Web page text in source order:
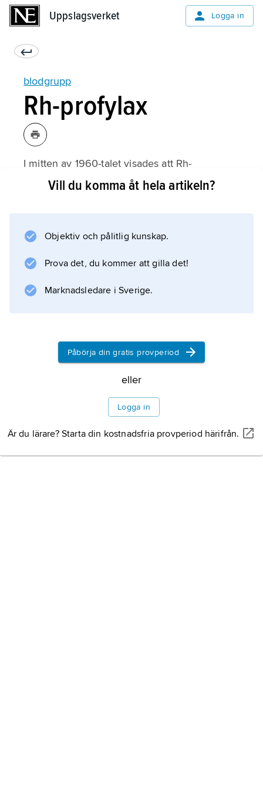
Uppslagsverket Logga in
blodgrupp
Rh-profylax
I mitten av 1960-talet visades att Rh-
immunisering, dvs. bildning av antikroppar
nyförlösta, Rh-negativa modern. Denna s.k.
Rh-profylax ges rutinmässigt till alla Rh-
i sistnämnda fall dock endast om barnet har
Information om artikeln
Vill du komma åt hela artikeln?
Objektiv och pålitlig kunskap.
Prova det, du kommer att gilla det!
Marknadsledare i Sverige.
Påbörja din gratis provperiod
eller
Logga in
Är du lärare? Starta din kostnadsfria provperiod härifrån.